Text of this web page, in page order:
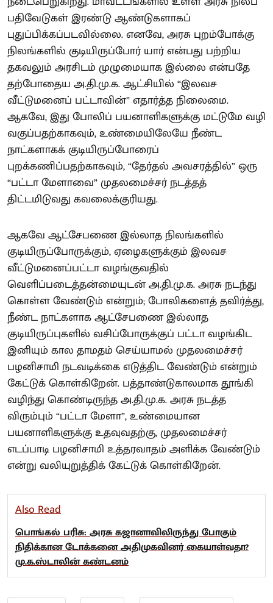
பதிவேடுகள் இரண்டு ஆண்டுகளாகப்
புதுப்பிக்கப்படவில்லை. எனவே, அரசு புறம்போக்கு
நிலங்களில் குடியிருப்போர் யார் என்பது பற்றிய
தகவலும் அரசிடம் முழுமையாக இல்லை என்பதே
தற்போதைய அ.தி.மு.க. ஆட்சியில் “இலவச
வீட்டுமனைப் பட்டாவின்” எதார்த்த நிலைமை.
ஆகவே, இது போலிப் பயனாளிகளுக்கு மட்டுமே வழி
வகுப்பதற்காகவும், உண்மையிலேயே நீண்ட
நாட்களாகக் குடியிருப்போரைப்
புறக்கணிப்பதற்காகவும், “தேர்தல் அவசரத்தில்” ஒரு
“பட்டா மேளாவை” முதலமைச்சர் நடத்தத்
திட்டமிடுவது கவலைக்குரியது.
ஆகவே ஆட்சேபணை இல்லாத நிலங்களில்
குடியிருப்போருக்கும், ஏழைகளுக்கும் இலவச
வீட்டுமனைப்பட்டா வழங்குவதில்
வெளிப்படைத்தன்மையுடன் அ.தி.மு.க. அரசு நடந்து
கொள்ள வேண்டும் என்றும்; போலிகளைத் தவிர்த்து,
நீண்ட நாட்களாக ஆட்சேபணை இல்லாத
குடியிருப்புகளில் வசிப்போருக்குப் பட்டா வழங்கிட
இனியும் கால தாமதம் செய்யாமல் முதலமைச்சர்
பழனிசாமி நடவடிக்கை எடுத்திட வேண்டும் என்றும்
கேட்டுக் கொள்கிறேன். பத்தாண்டுகாலமாக தூங்கி
வழிந்து கொண்டிருந்த அ.தி.மு.க. அரசு நடத்த
விரும்பும் “பட்டா மேளா”, உண்மையான
பயனாளிகளுக்கு உதவுவதற்கு, முதலமைச்சர்
எடப்பாடி பழனிசாமி உத்தரவாதம் அளிக்க வேண்டும்
என்று வலியுறுத்திக் கேட்டுக் கொள்கிறேன்.
Also Read
பொங்கல் பரிசு: அரசு கஜானாவிலிருந்து போகும்
நிதிக்கான டோக்கனை அதிமுகவினர் கையாள்வதா?
மு.க.ஸ்டாலின் கண்டனம்